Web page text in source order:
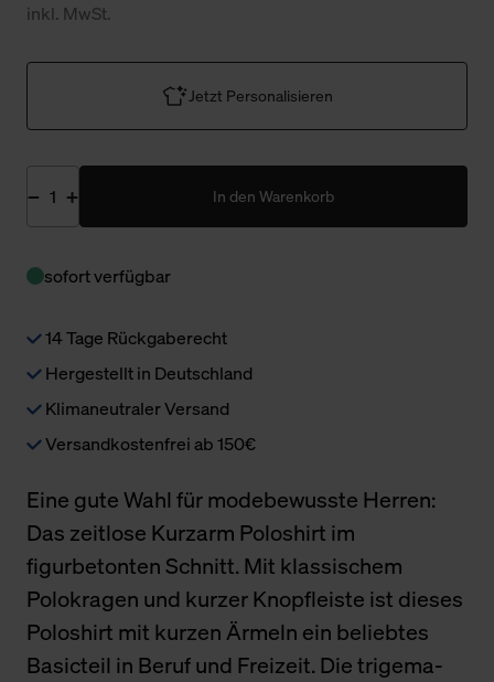
inkl. MwSt.
Jetzt Personalisieren
In den Warenkorb
sofort verfügbar
14 Tage Rückgaberecht
Hergestellt in Deutschland
Klimaneutraler Versand
Versandkostenfrei ab 150€
Eine gute Wahl für modebewusste Herren:
Das zeitlose Kurzarm Poloshirt im
figurbetonten Schnitt. Mit klassischem
Polokragen und kurzer Knopfleiste ist dieses
Poloshirt mit kurzen Ärmeln ein beliebtes
Basicteil in Beruf und Freizeit. Die trigema-